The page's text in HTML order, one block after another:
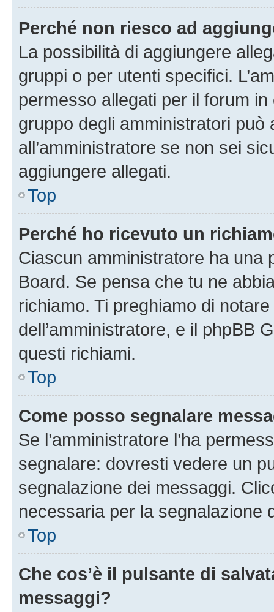
Perché non riesco ad
La possibilità di aggiungere
gruppi o per utenti specifici.
permesso allegati per il forum
gruppo degli amministratori può
all’amministratore se non sei
aggiungere allegati.
Top
Perché ho ricevuto un
Ciascun amministratore ha una
Board. Se pensa che tu ne
richiamo. Ti preghiamo di
dell’amministratore, e il phpBB
questi richiami.
Top
Come posso segnalare
Se l’amministratore l’ha
segnalare: dovresti vedere un
segnalazione dei messaggi.
necessaria per la segnalazione
Top
Che cos’è il pulsante di
messaggi?